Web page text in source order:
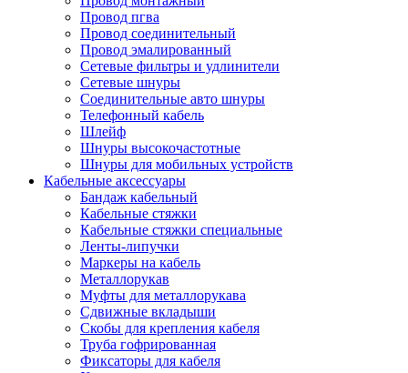
Провод пгва
Провод соединительный
Провод эмалированный
Сетевые фильтры и удлинители
Сетевые шнуры
Соединительные авто шнуры
Телефонный кабель
Шлейф
Шнуры высокочастотные
Шнуры для мобильных устройств
Кабельные аксессуары
Бандаж кабельный
Кабельные стяжки
Кабельные стяжки специальные
Ленты-липучки
Маркеры на кабель
Металлорукав
Муфты для металлорукава
Сдвижные вкладыши
Скобы для крепления кабеля
Труба гофрированная
Фиксаторы для кабеля